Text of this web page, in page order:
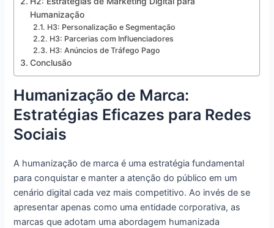
Humanização
H3: Personalização e Segmentação
H3: Parcerias com Influenciadores
H3: Anúncios de Tráfego Pago
Conclusão
Humanização de Marca:
Estratégias Eficazes para Redes
Sociais
A humanização de marca é uma estratégia fundamental
para conquistar e manter a atenção do público em um
cenário digital cada vez mais competitivo. Ao invés de se
apresentar apenas como uma entidade corporativa, as
marcas que adotam uma abordagem humanizada